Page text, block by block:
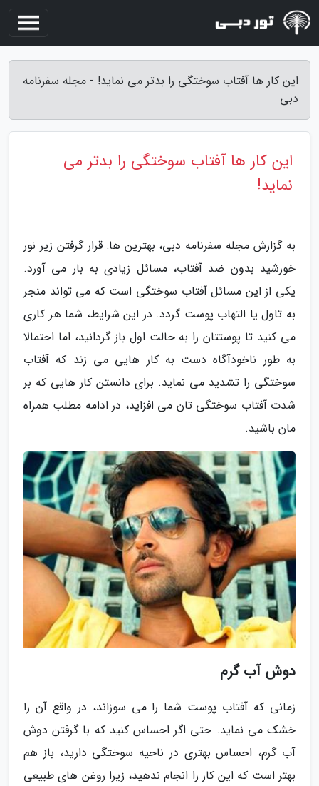
این کار ها آفتاب سوختگی را بدتر می نماید! - مجله سفرنامه
دبی
این کار ها آفتاب سوختگی را بدتر می
نماید!
به گزارش مجله سفرنامه دبی، بهترین ها: قرار گرفتن زیر نور
خورشید بدون ضد آفتاب، مسائل زیادی به بار می آورد.
یکی از این مسائل آفتاب سوختگی است که می تواند منجر
به تاول یا التهاب پوست گردد. در این شرایط، شما هر کاری
می کنید تا پوستتان را به حالت اول باز گردانید، اما احتمالا
به طور ناخودآگاه دست به کار هایی می زند که آفتاب
سوختگی را تشدید می نماید. برای دانستن کار هایی که بر
شدت آفتاب سوختگی تان می افزاید، در ادامه مطلب همراه
مان باشید.
دوش آب گرم
زمانی که آفتاب پوست شما را می سوزاند، در واقع آن را
خشک می نماید. حتی اگر احساس کنید که با گرفتن دوش
آب گرم، احساس بهتری در ناحیه سوختگی دارید، باز هم
بهتر است که این کار را انجام ندهید، زیرا روغن های طبیعی